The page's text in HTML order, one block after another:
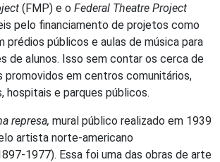
(FMP) e o Federal Theatre Project
pelo financiamento de projetos como
prédios públicos e aulas de música para
de alunos. Isso sem contar os cerca de
em centros comunitários,
hospitais e parques públicos.
represa, mural público realizado em 1939
artista norte-americano
1977). Essa foi uma das obras de arte